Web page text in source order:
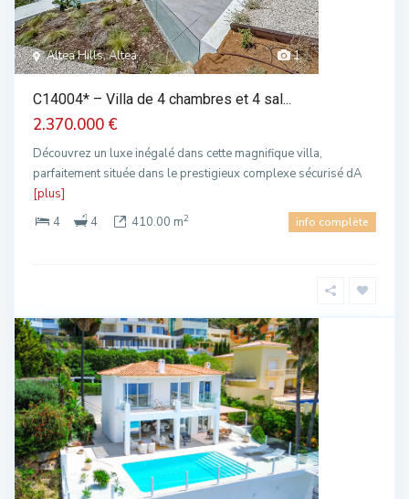
1
Altea Hills, Altea
C14004* – Villa de 4 chambres et 4 sal...
2.370.000 €
Découvrez un luxe inégalé dans cette magnifique villa,
parfaitement située dans le prestigieux complexe sécurisé dA
[plus]
4
4 410.00 m2 info complète